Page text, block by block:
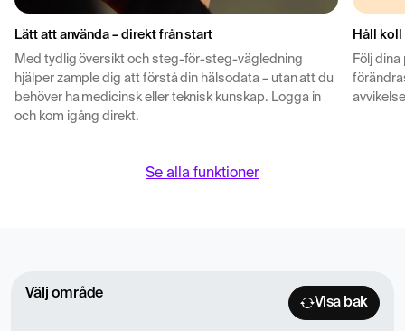
Lätt att använda – direkt från start
Med tydlig översikt och steg-för-steg-vägledning
hjälper zample dig att förstå din hälsodata – utan att du
behöver ha medicinsk eller teknisk kunskap. Logga in
och kom igång direkt.
Håll koll
Följ
Se alla funktioner
Välj område
Visa bak